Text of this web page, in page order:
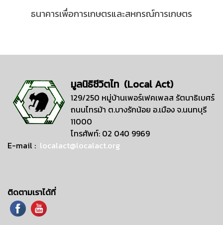
ธนาคารเพื่อการเกษตรและสหกรณ์การเกษตร
มูลนิธิชีวิตไท (Local Act)
129/250 หมู่บ้านเพอร์เฟคเพลส รัตนาธิเบศร์
ถนนไทรม้า ต.บางรักน้อย อ.เมือง จ.นนทบุรี
11000
โทรศัพท์: 02 040 9969
E-mail : localact@localact.org
ติดตามเราได้ที่